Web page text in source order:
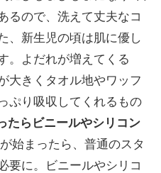
るので、洗えて丈夫なコ
、新生児の頃は肌に優し
。よだれが増えてくる
大きくタオル地やワッフ
ぷり吸収してくれるもの
たらビニールやシリコン
始まったら、普通のスタ
要に。ビニールやシリコ